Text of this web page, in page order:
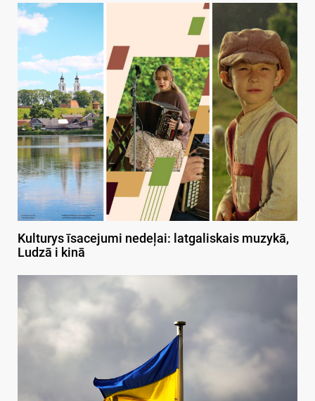
Kulturys īsacejumi nedeļai: latgaliskais muzykā,
Ludzā i kinā